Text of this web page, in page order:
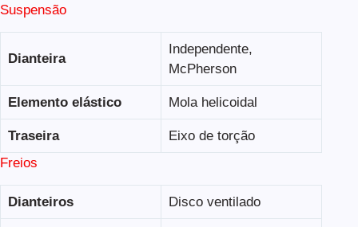
Suspensão
Dianteira
Independente,
McPherson
Elemento elástico Mola helicoidal
Traseira
Eixo de torção
Freios
Dianteiros Disco ventilado